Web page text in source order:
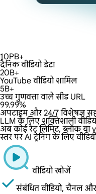
10PB+
दैनिक वीडियो डेटा
20B+
YouTube वीडियो शामिल
5B+
उच्च गुणवत्ता वाले सीड URL
99.99%
अपटाइम और 24/7 विशेषज्ञ
LLM के लिए शक्तिशाली
अब कोई रेट लिमिट, ब्लॉक या
स्तर पर AI ट्रेनिंग के लिए वीडियो
वीडियो खोजें
संबंधित वीडियो, चैनल